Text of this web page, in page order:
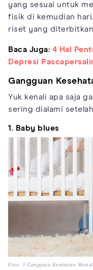
yang sesuai untuk
fisik di kemudian
riset yang diterbitkan
Baca Juga: 4 Hal
Depresi
Gangguan
Yuk kenali apa saja
sering dialami
1. Baby blues
Foto: 3 Gangguan Kesehatan